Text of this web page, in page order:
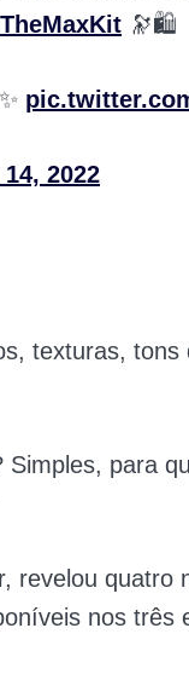
🔭🛍
2022
texturas,
para
revelou quatro
nos três